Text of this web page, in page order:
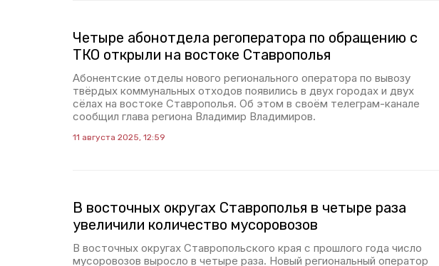
Четыре абонотдела регоператора по обращению с
ТКО открыли на востоке Ставрополья
Абонентские отделы нового регионального оператора по вывозу
твёрдых коммунальных отходов появились в двух городах и двух
сёлах на востоке Ставрополья. Об этом в своём телеграм-канале
сообщил глава региона Владимир Владимиров.
11 августа 2025, 12:59
В восточных округах Ставрополья в четыре раза
увеличили количество мусоровозов
В восточных округах Ставропольского края с прошлого года число
мусоровозов выросло в четыре раза. Новый региональный оператор